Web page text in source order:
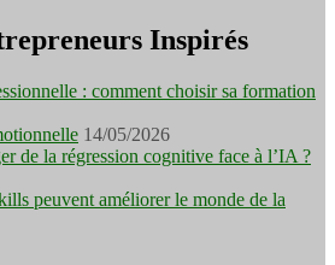
Inspirés
: comment choisir sa formation
14/05/2026
de la régression cognitive face à l’IA ?
peuvent améliorer le monde de la